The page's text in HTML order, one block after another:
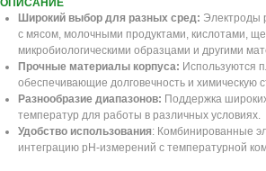
ОПИСАНИЕ
Широкий выбор для разных сред: Электроды
с мясом, молочными продуктами, кислотами,
микробиологическими образцами и другими
Прочные материалы корпуса: Используются
обеспечивающие долговечность и химическую
Разнообразие диапазонов: Поддержка
температур для работы в различных условиях.
Удобство использования: Комбинированные
интеграцию рН-измерений с температурной